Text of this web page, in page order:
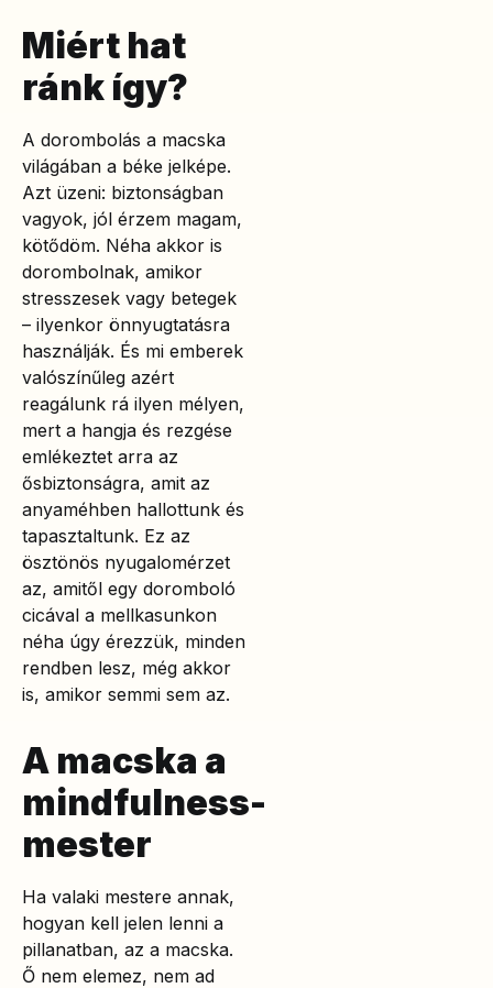
Miért hat
ránk így?
A dorombolás a macska
világában a béke jelképe.
Azt üzeni: biztonságban
vagyok, jól érzem magam,
kötődöm. Néha akkor is
dorombolnak, amikor
stresszesek vagy betegek
– ilyenkor önnyugtatásra
használják. És mi emberek
valószínűleg azért
reagálunk rá ilyen mélyen,
mert a hangja és rezgése
emlékeztet arra az
ősbiztonságra, amit az
anyaméhben hallottunk és
tapasztaltunk. Ez az
ösztönös nyugalomérzet
az, amitől egy doromboló
cicával a mellkasunkon
néha úgy érezzük, minden
rendben lesz, még akkor
is, amikor semmi sem az.
A macska a
mindfulness-
mester
Ha valaki mestere annak,
hogyan kell jelen lenni a
pillanatban, az a macska.
Ő nem elemez, nem ad